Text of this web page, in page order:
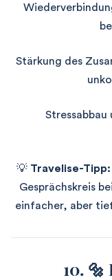
Stärkung des
Stressabbau
💡 Travelise-Tipp:
Gesprächskreis
einfacher, aber
10.